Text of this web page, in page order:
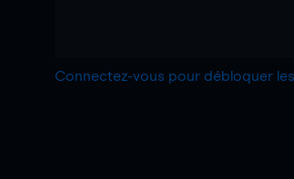
Connectez-vous pour débloquer